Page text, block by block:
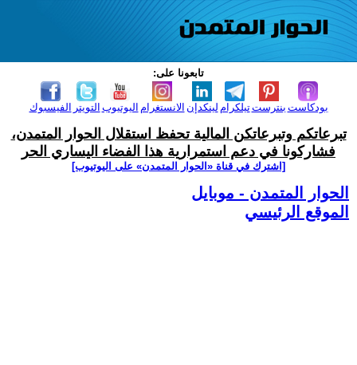
تابعونا على:
الفيسبوك التويتر اليوتيوب الانستغرام لينكدإن تيلكرامبنترست بودكاست
تبرعاتكم وتبرعاتكن المالية تحفظ استقلال الحوار المتمدن،
فشاركونا في دعم استمرارية هذا الفضاء اليساري الحر
[اشترك في قناة ‫«الحوار المتمدن» على اليوتيوب]
الحوار المتمدن - موبايل
الموقع الرئيسي